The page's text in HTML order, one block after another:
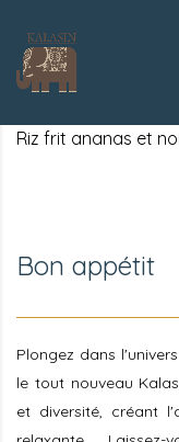
Riz frit ananas et
Bon appétit
Plongez dans
le tout nouveau
et diversité, créant